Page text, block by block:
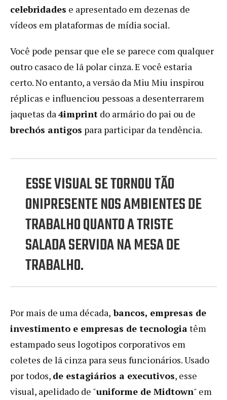
celebridades e apresentado em dezenas de
vídeos em plataformas de mídia social.
Você pode pensar que ele se parece com qualquer
outro casaco de lã polar cinza. E você estaria
certo. No entanto, a versão da Miu Miu inspirou
réplicas e influenciou pessoas a desenterrarem
jaquetas da4imprint do armário do pai ou de
brechós antigos para participar da tendência.
ESSE VISUAL SE TORNOU TÃO
ONIPRESENTE NOS AMBIENTES DE
TRABALHO QUANTO A TRISTE
SALADA SERVIDA NA MESA DE
TRABALHO.
Por mais de uma década, bancos, empresas de
investimento e empresas de tecnologiatêm
estampado seus logotipos corporativos em
coletes de lã cinza para seus funcionários. Usado
por todos, de estagiários a executivos, esse
visual, apelidado de "uniforme de Midtown" em